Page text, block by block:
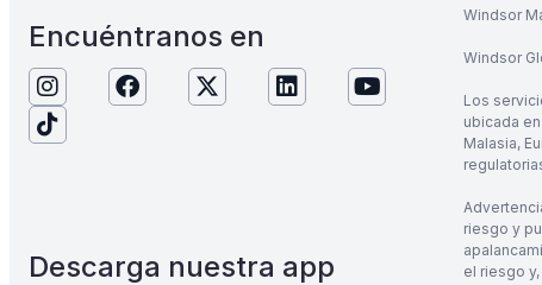
Encuéntranos en
Descarga nuestra app
Windsor
Windsor
Los
ubicada
Malasia,
riesgo y
el riesgo